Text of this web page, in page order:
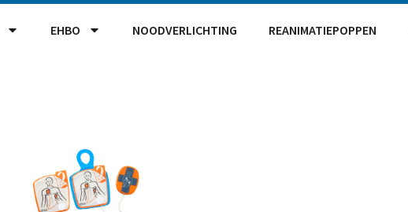
EHBO NOODVERLICHTING REANIMATIEPOPPEN